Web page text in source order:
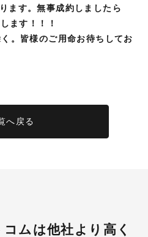
ます。無事成約しましたら
ます！！！
。皆様のご用命お待ちしてお
へ戻る
ムは他社より高く